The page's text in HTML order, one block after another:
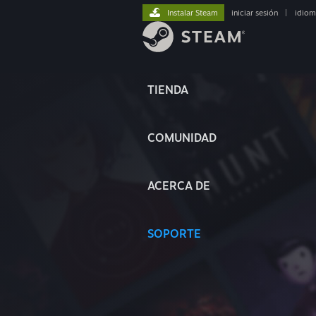
TIENDA
COMUNIDAD
ACERCA DE
SOPORTE
Instalar Steam iniciar sesión